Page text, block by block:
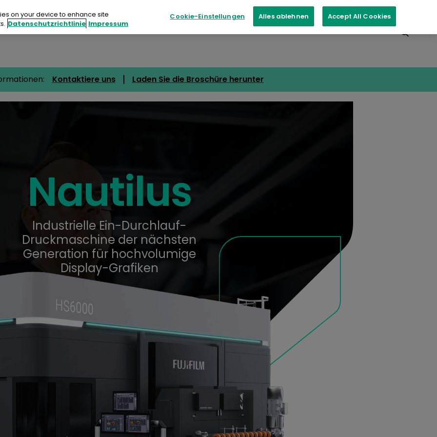
Nachhaltigkeit Ressourcen Kontakt Inkassodienste
Kontaktiere uns Laden Sie die Broschüre herunter
Nautilus
Industrielle Ein-Durchlauf-
Druckmaschine der nächsten
Generation für hochvolumige
Display-Grafiken
on your device to enhance site
Datenschutzrichtlinie Impressum
Cookie-Einstellungen Alles ablehnen Accept All Cookies